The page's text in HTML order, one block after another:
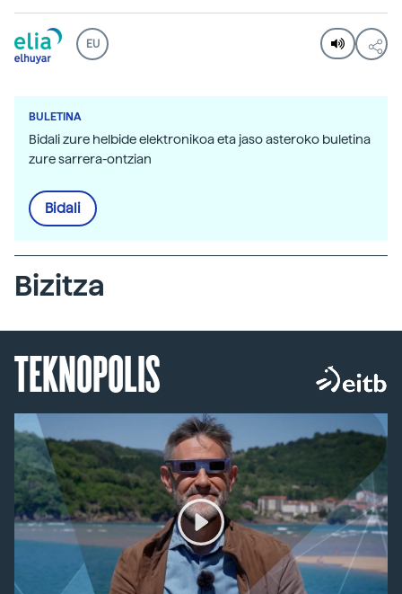
EU
BULETINA
Bidali zure helbide elektronikoa eta jaso asteroko buletina
zure sarrera-ontzian
Bidali
Bizitza
TEKNOPOLIS